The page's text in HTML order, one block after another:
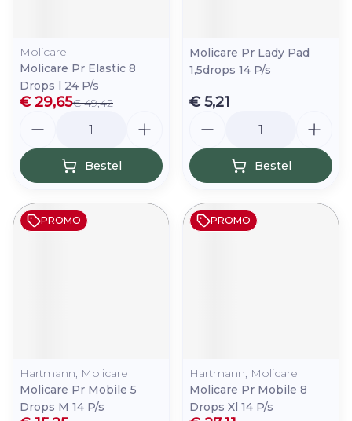
Molicare
Molicare Pr Elastic 8
Drops l 24 P/s
€ 49,42
€ 29,65
Bestel
Molicare Pr Lady Pad
1,5drops 14 P/s
€ 5,21
Bestel
PROMO
Hartmann, Molicare
Molicare Pr Mobile 5
Drops M 14 P/s
PROMO
Hartmann, Molicare
Molicare Pr Mobile 8
Drops Xl 14 P/s